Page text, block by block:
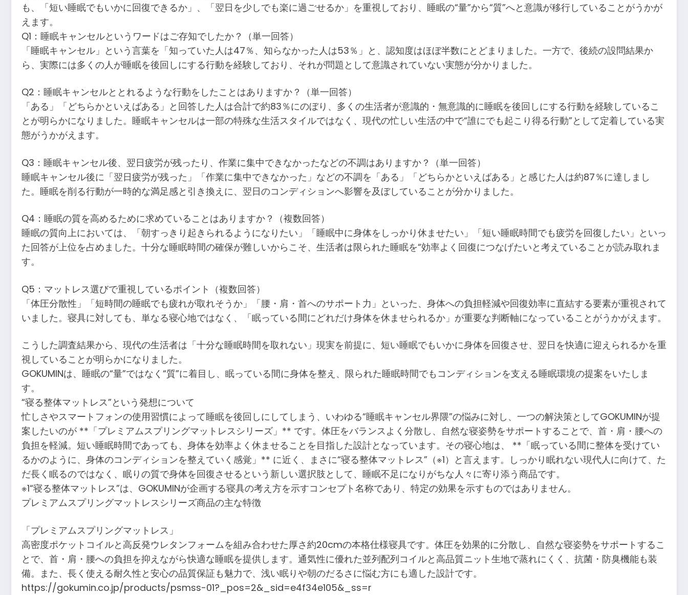
も、「短い睡眠でもいかに回復できるか」、「翌日を少しでも楽に過ごせるか」を重視しており、睡眠の“量”から“質”へと意識が移行していることがうかが
えます。
Q1：睡眠キャンセルというワードはご存知でしたか？（単一回答）
「睡眠キャンセル」という言葉を「知っていた人は47％、知らなかった人は53％」と、認知度はほぼ半数にとどまりました。一方で、後続の設問結果か
ら、実際には多くの人が睡眠を後回しにする行動を経験しており、それが問題として意識されていない実態が分かりました。
Q2：睡眠キャンセルととれるような行動をしたことはありますか？（単一回答）
「ある」「どちらかといえばある」と回答した人は合計で約83％にのぼり、多くの生活者が意識的・無意識的に睡眠を後回しにする行動を経験しているこ
とが明らかになりました。睡眠キャンセルは一部の特殊な生活スタイルではなく、現代の忙しい生活の中で“誰にでも起こり得る行動”として定着している実
態がうかがえます。
Q3：睡眠キャンセル後、翌日疲労が残ったり、作業に集中できなかったなどの不調はありますか？（単一回答）
睡眠キャンセル後に「翌日疲労が残った」「作業に集中できなかった」などの不調を「ある」「どちらかといえばある」と感じた人は約87％に達しまし
た。睡眠を削る行動が一時的な満足感と引き換えに、翌日のコンディションへ影響を及ぼしていることが分かりました。
Q4：睡眠の質を高めるために求めていることはありますか？（複数回答）
睡眠の質向上においては、「朝すっきり起きられるようになりたい」「睡眠中に身体をしっかり休ませたい」「短い睡眠時間でも疲労を回復したい」といっ
た回答が上位を占めました。十分な睡眠時間の確保が難しいからこそ、生活者は限られた睡眠を“効率よく回復につなげたいと考えていることが読み取れま
す。
Q5：マットレス選びで重視しているポイント（複数回答）
「体圧分散性」「短時間の睡眠でも疲れが取れそうか」「腰・肩・首へのサポート力」といった、身体への負担軽減や回復効率に直結する要素が重視されて
いました。寝具に対しても、単なる寝心地ではなく、「眠っている間にどれだけ身体を休ませられるか」が重要な判断軸になっていることがうかがえます。
こうした調査結果から、現代の生活者は「十分な睡眠時間を取れない」現実を前提に、短い睡眠でもいかに身体を回復させ、翌日を快適に迎えられるかを重
視していることが明らかになりました。
GOKUMINは、睡眠の“量”ではなく“質”に着目し、眠っている間に身体を整え、限られた睡眠時間でもコンディションを支える睡眠環境の提案をいたしま
す。
“寝る整体マットレス”という発想について
忙しさやスマートフォンの使用習慣によって睡眠を後回しにしてしまう、いわゆる“睡眠キャンセル界隈”の悩みに対し、一つの解決策としてGOKUMINが提
案したいのが **「プレミアムスプリングマットレスシリーズ」** です。体圧をバランスよく分散し、自然な寝姿勢をサポートすることで、首・肩・腰への
負担を軽減。短い睡眠時間であっても、身体を効率よく休ませることを目指した設計となっています。その寝心地は、 **「眠っている間に整体を受けてい
るかのように、身体のコンディションを整えていく感覚」** に近く、まさに“寝る整体マットレス”（※1）と言えます。しっかり眠れない現代人に向けて、た
だ長く眠るのではなく、眠りの質で身体を回復させるという新しい選択肢として、睡眠不足になりがちな人々に寄り添う商品です。
※1“寝る整体マットレス”は、GOKUMINが企画する寝具の考え方を示すコンセプト名称であり、特定の効果を示すものではありません。
プレミアムスプリングマットレスシリーズ商品の主な特徴
「プレミアムスプリングマットレス」
高密度ポケットコイルと高反発ウレタンフォームを組み合わせた厚さ約20cmの本格仕様寝具です。体圧を効果的に分散し、自然な寝姿勢をサポートするこ
とで、首・肩・腰への負担を抑えながら快適な睡眠を提供します。通気性に優れた並列配列コイルと高品質ニット生地で蒸れにくく、抗菌・防臭機能も装
備。また、長く使える耐久性と安心の品質保証も魅力で、浅い眠りや朝のだるさに悩む方にも適した設計です。
https://gokumin.co.jp/products/psmss-01?_pos=2&_sid=e4f34e105&_ss=r